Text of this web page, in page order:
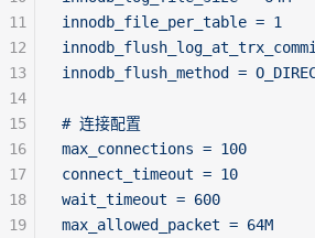
innodb_file_per_table = 1
innodb_flush_method =
# 连接配置
max_connections = 100
connect_timeout = 10
wait_timeout = 600
max_allowed_packet = 64M
11
12
13
14
15
16
17
18
19